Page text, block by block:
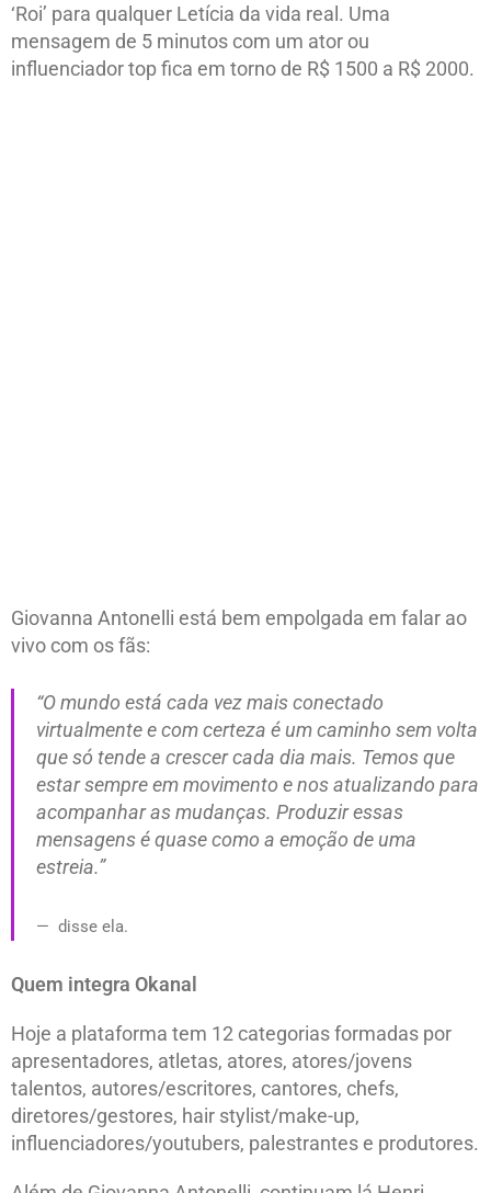
‘Roi’ para qualquer Letícia da vida real. Uma
mensagem de 5 minutos com um ator ou
influenciador top fica em torno de R$ 1500 a R$ 2000.
Giovanna Antonelli está bem empolgada em falar ao
vivo com os fãs:
“O mundo está cada vez mais conectado
virtualmente e com certeza é um caminho sem volta
que só tende a crescer cada dia mais. Temos que
estar sempre em movimento e nos atualizando para
acompanhar as mudanças. Produzir essas
mensagens é quase como a emoção de uma
estreia.”
disse ela.
Quem integra Okanal
Hoje a plataforma tem 12 categorias formadas por
apresentadores, atletas, atores, atores/jovens
talentos, autores/escritores, cantores, chefs,
diretores/gestores, hair stylist/make-up,
influenciadores/youtubers, palestrantes e produtores.